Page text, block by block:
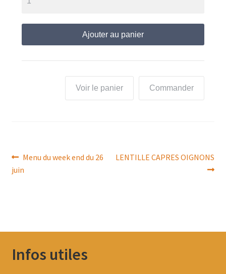
Ajouter au panier
Commander
Voir le panier
Navigation
de
Article
précédent :
Menu du week end du 26
juin
Article
LENTILLE CAPRES OIGNONS
Infos utiles